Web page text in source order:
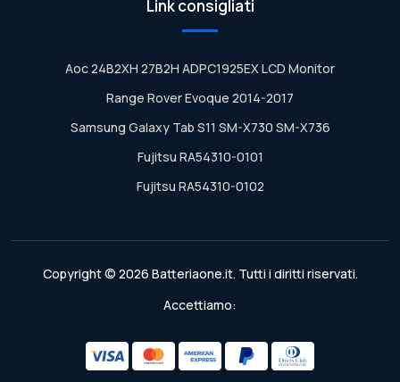
Link consigliati
Aoc 24B2XH 27B2H ADPC1925EX LCD Monitor
Range Rover Evoque 2014-2017
Samsung Galaxy Tab S11 SM-X730 SM-X736
Fujitsu RA54310-0101
Fujitsu RA54310-0102
Copyright © 2026 Batteriaone.it. Tutti i diritti riservati.
Accettiamo: